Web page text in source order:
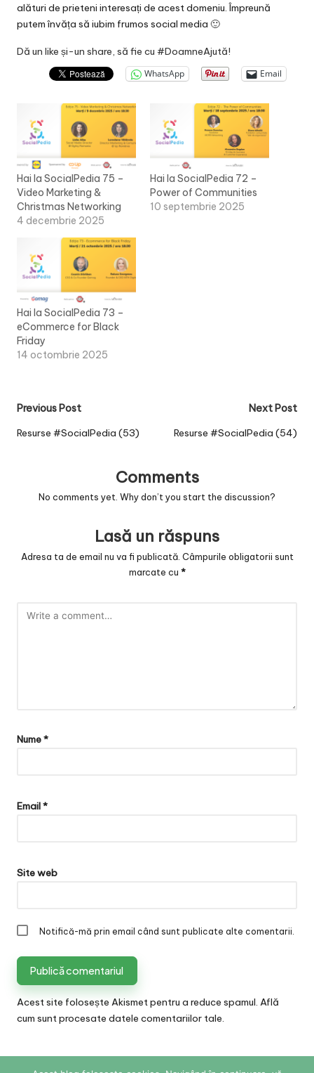
alături de prieteni interesați de acest domeniu. Împreună
putem învăța să iubim frumos social media 🙂
Dă un like și-un share, să fie cu #DoamneAjută!
WhatsApp Email
Hai la SocialPedia 75 –
Video Marketing &
Christmas Networking
4 decembrie 2025
Hai la SocialPedia 72 –
Power of Communities
10 septembrie 2025
Hai la SocialPedia 73 –
eCommerce for Black
Friday
14 octombrie 2025
Post
navigation
Previous Post
Resurse #SocialPedia (53)
Next Post
Resurse #SocialPedia (54)
Comments
No comments yet. Why don’t you start the discussion?
Lasă un răspuns
Adresa ta de email nu va fi publicată. Câmpurile obligatorii sunt
marcate cu *
Nume*
Email*
Site web
Notifică-mă prin email când sunt publicate alte comentarii.
Acest site folosește Akismet pentru a reduce spamul. Află
cum sunt procesate datele comentariilor tale.